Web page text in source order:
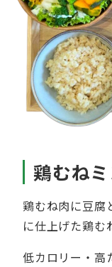
鶏むね
鶏むね肉に豆腐
に仕上げた鶏む
低カロリー・高